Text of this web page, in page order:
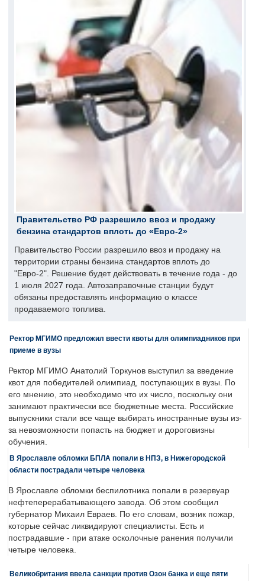
Правительство РФ разрешило ввоз и продажу
бензина стандартов вплоть до «Евро-2»
Правительство России разрешило ввоз и продажу на
территории страны бензина стандартов вплоть до
"Евро-2". Решение будет действовать в течение года - до
1 июля 2027 года. Автозаправочные станции будут
обязаны предоставлять информацию о классе
продаваемого топлива.
Ректор МГИМО предложил ввести квоты для олимпиадников при
приеме в вузы
Ректор МГИМО Анатолий Торкунов выступил за введение
квот для победителей олимпиад, поступающих в вузы. По
его мнению, это необходимо что их число, поскольку они
занимают практически все бюджетные места. Российские
выпускники стали все чаще выбирать иностранные вузы из-
за невозможности попасть на бюджет и дороговизны
обучения.
В Ярославле обломки БПЛА попали в НПЗ, в Нижегородской
области пострадали четыре человека
В Ярославле обломки беспилотника попали в резервуар
нефтеперерабатывающего завода. Об этом сообщил
губернатор Михаил Евраев. По его словам, возник пожар,
которые сейчас ликвидируют специалисты. Есть и
пострадавшие - при атаке осколочные ранения получили
четыре человека.
Великобритания ввела санкции против Озон банка и еще пяти